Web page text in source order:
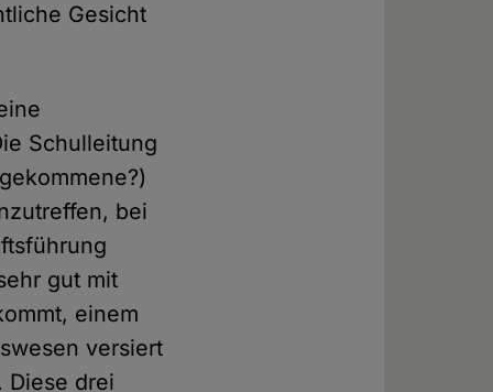
Gesicht
Schulleitung
bei
gut mit
einem
versiert
Diese drei